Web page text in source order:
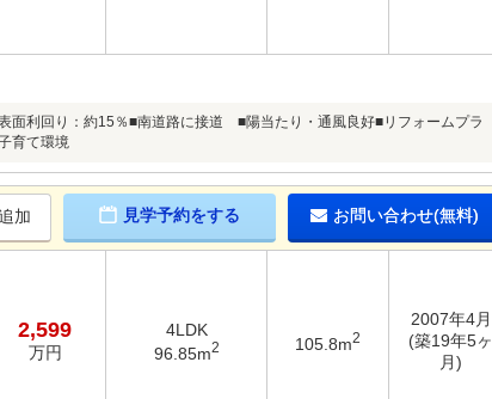
面利回り：約15％■南道路に接道 ■陽当たり・通風良好■リフォームプラ
育て環境
加 見学予約をする お問い合わせ(無料)
2,599
万円
4LDK
96.85m2 105.8m2
2007年4月
(築19年5ヶ
月)